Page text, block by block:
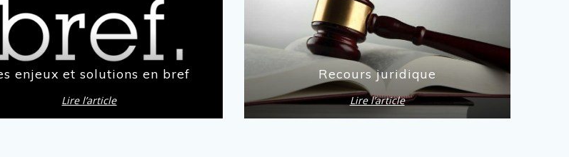
enjeux et solutions en bref
Lire l’article
Recours juridique
Lire l’article